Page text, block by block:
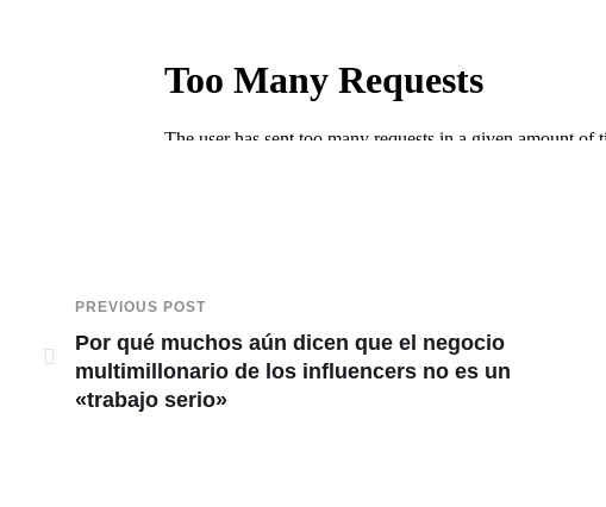
PREVIOUS POST
Por qué muchos aún dicen que el negocio
multimillonario de los influencers no es un
«trabajo serio»